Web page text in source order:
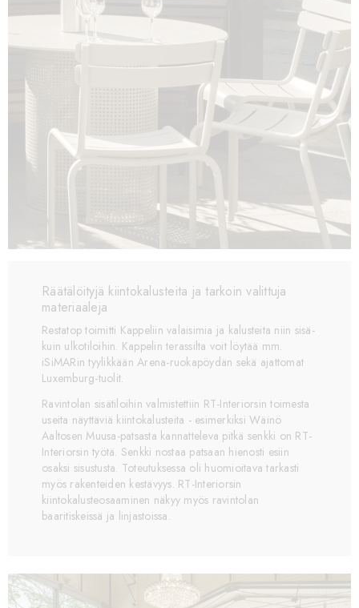
Räätälöityjä kiintokalusteita ja tarkoin valittuja
materiaaleja
Restatop toimitti Kappeliin valaisimia ja kalusteita niin sisä-
kuin ulkotiloihin. Kappelin terassilta voit löytää mm.
iSiMARin tyylikkään Arena-ruokapöydän sekä ajattomat
Luxemburg-tuolit.
Ravintolan sisätiloihin valmistettiin RT-Interiorsin toimesta
useita näyttäviä kiintokalusteita - esimerkiksi Wäinö
Aaltosen Muusa-patsasta kannatteleva pitkä senkki on RT-
Interiorsin työtä. Senkki nostaa patsaan hienosti esiin
osaksi sisustusta. Toteutuksessa oli huomioitava tarkasti
myös rakenteiden kestävyys. RT-Interiorsin
kiintokalusteosaaminen näkyy myös ravintolan
baaritiskeissä ja linjastoissa.